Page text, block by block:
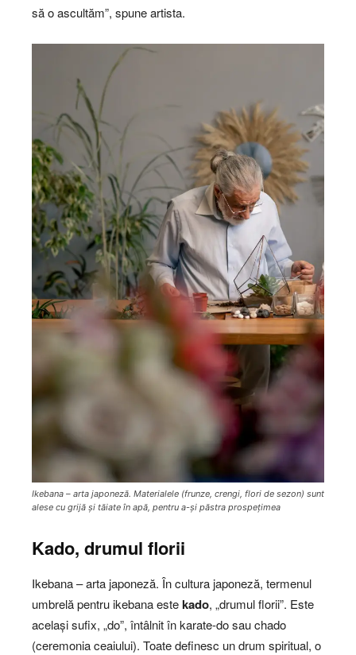
să o ascultăm”, spune artista.
Ikebana – arta japoneză. Materialele (frunze, crengi, flori de sezon) sunt
alese cu grijă și tăiate în apă, pentru a-și păstra prospețimea
Kado, drumul florii
Ikebana – arta japoneză. În cultura japoneză, termenul
umbrelă pentru ikebana estekado, „drumul florii”. Este
același sufix, „do”, întâlnit în karate-do sau chado
(ceremonia ceaiului). Toate definesc un drum spiritual, o